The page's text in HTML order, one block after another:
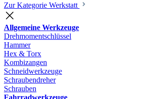
Zur Kategorie Werkstatt
Allgemeine Werkzeuge
Drehmomentschlüssel
Hammer
Hex & Torx
Kombizangen
Schneidwerkzeuge
Schraubendreher
Schrauben
Fahrradwerkzeuge